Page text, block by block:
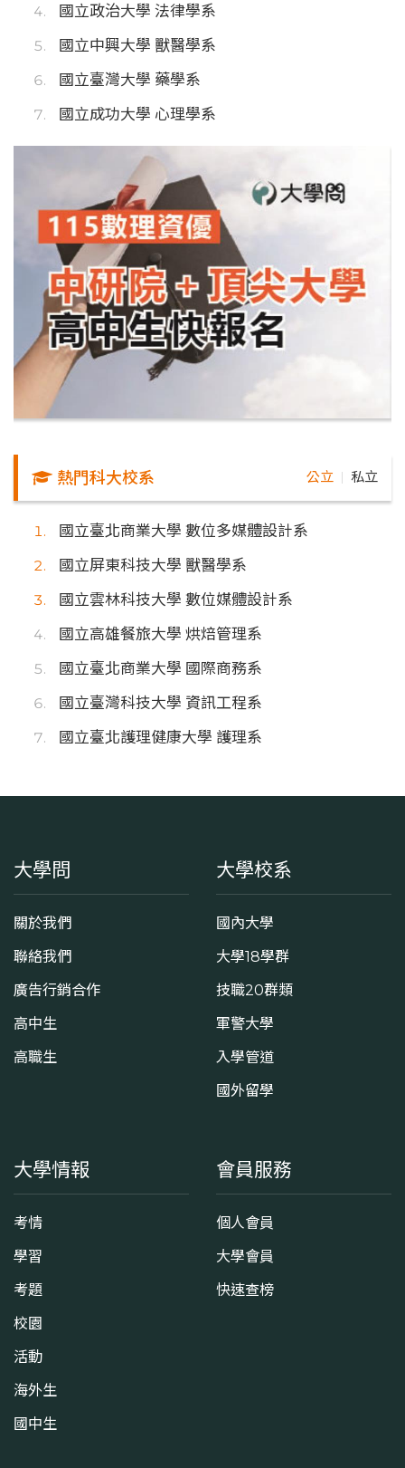
國立政治大學 法律學系
國立中興大學 獸醫學系
國立臺灣大學 藥學系
國立成功大學 心理學系
熱門科大校系 公立 私立
國立臺北商業大學 數位多媒體設計系
國立屏東科技大學 獸醫學系
國立雲林科技大學 數位媒體設計系
國立高雄餐旅大學 烘焙管理系
國立臺北商業大學 國際商務系
國立臺灣科技大學 資訊工程系
國立臺北護理健康大學 護理系
大學問
關於我們
聯絡我們
廣告行銷合作
高中生
高職生
大學校系
國內大學
大學18學群
技職20群類
軍警大學
入學管道
國外留學
大學情報
考情
學習
考題
校園
活動
海外生
國中生
會員服務
個人會員
大學會員
快速查榜